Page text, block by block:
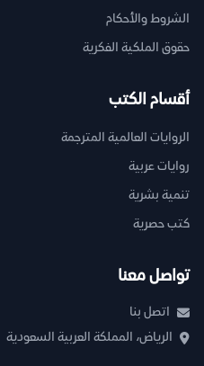
الشروط والأحكام
حقوق الملكية الفكرية
أقسام الكتب
الروايات العالمية المترجمة
روايات عربية
تنمية بشرية
كتب حصرية
تواصل معنا
اتصل بنا
الرياض، المملكة العربية السعودية